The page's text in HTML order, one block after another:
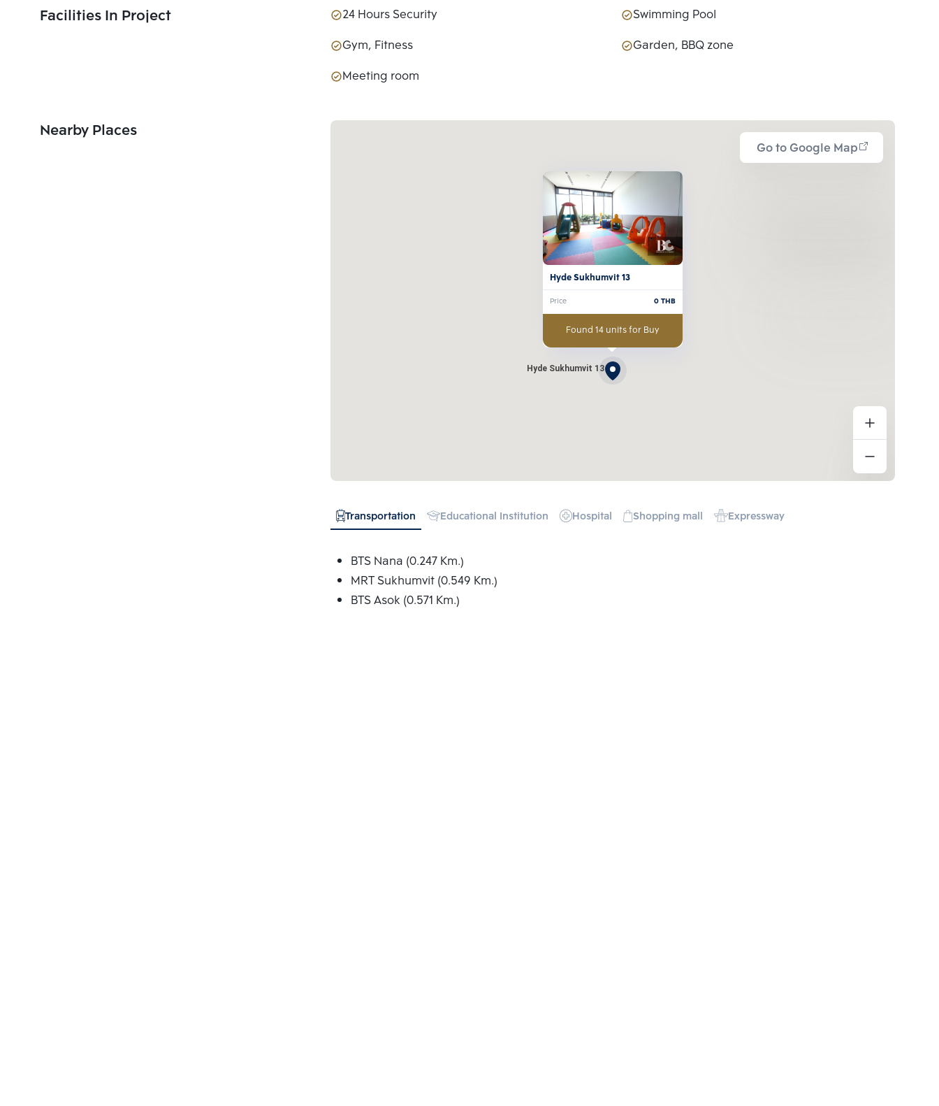
Facilities In Project 24 Hours Security
Swimming Pool
Gym, Fitness
Garden, BBQ zone
Meeting room
Nearby Places
Go to Google Map
Hyde Sukhumvit 13
Hyde Sukhumvit 13
Price 0THB
Found 14 units for Buy
Transportation Educational Institution Hospital Shopping mall Expressway
BTS Nana (0.247 Km.)
MRT Sukhumvit (0.549 Km.)
BTS Asok (0.571 Km.)